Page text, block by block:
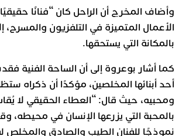
وأضاف المخرج أن الراحل كان “فنانًا
الأعمال المتميزة في التلفزيون والمسرح،
بالمكانة التي يستحقها.
كما أشار بوعروة إلى أن الساحة الفنية
أحد أبنائها المخلصين، مؤكدًا أن ذكراه
ومحبيه، حيث قال: “العطاء الحقيقي لا
بالمحبة التي يزرعها الإنسان في محيطه،
نموذجًا للفنان الطيب والصادق والمخلص